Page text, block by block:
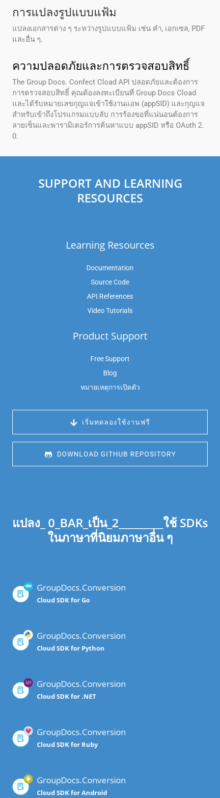
การแปลงรูปแบบแฟ้ม
แปลงเอกสารต่าง ๆ ระหว่างรูปแบบแฟ้ม เช่น คํา, เอกเซล, PDF
และอื่น ๆ.
ความปลอดภัยและการตรวจสอบสิทธิ์
The Group Docs. Confect Cload API ปลอดภัยและต้องการ
การตรวจสอบสิทธิ์ คุณต้องลงทะเบียนที่ Group Docs Cload
และได้รับหมายเลขกุญแจเข้าใช้งานแอพ (appSID) และกุญแจ
สําหรับเข้าถึงโปรแกรมแบบลับ การร้องขอที่แน่นอนต้องการ
ลายเซ็นและพารามิเตอร์การค้นหาแบบ appSID หรือ OAuth 2.
0.
SUPPORT AND LEARNING
RESOURCES
Learning Resources
Documentation
Source Code
API References
Video Tutorials
Product Support
Free Support
Blog
หมายเหตุการเปิดตัว
เริ่มทดลองใช้งานฟรี
DOWNLOAD GITHUB REPOSITORY
แปลง_ 0_BAR_เป็น_2_________ใช้ SDKs
ในภาษาที่นิยมภาษาอื่น ๆ
GroupDocs.Conversion
Cloud SDK for Go
GroupDocs.Conversion
Cloud SDK for Python
GroupDocs.Conversion
Cloud SDK for .NET
GroupDocs.Conversion
Cloud SDK for Ruby
GroupDocs.Conversion
Cloud SDK for Android